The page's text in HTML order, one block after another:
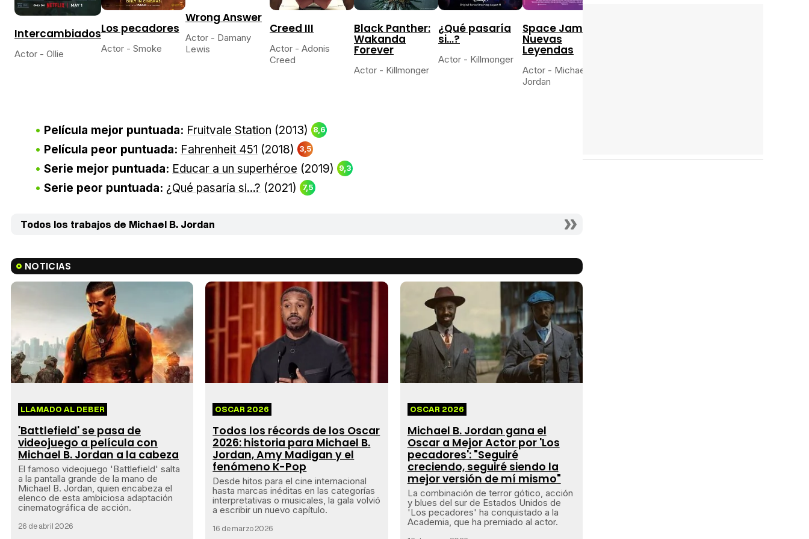
Intercambiados
Actor - Ollie
Los pecadores
Actor - Smoke
Wrong Answer
Actor - Damany
Lewis
Creed III
Actor - Adonis
Creed
Black Panther:
Wakanda
Forever
Actor - Killmonger
¿Qué pasaría
si...?
Actor - Killmonger
Space Jam:
Nuevas
Leyendas
Actor - Michael B.
Jordan
Película mejor puntuada: Fruitvale Station (2013) 8,6
Película peor puntuada: Fahrenheit 451 (2018) 3,5
Serie mejor puntuada: Educar a un superhéroe (2019) 9,3
Serie peor puntuada: ¿Qué pasaría si...? (2021) 7,5
Todos los trabajos de Michael B. Jordan
NOTICIAS
LLAMADO AL DEBER
'Battlefield' se pasa de
videojuego a película con
Michael B. Jordan a la cabeza
El famoso videojuego 'Battlefield' salta
a la pantalla grande de la mano de
Michael B. Jordan, quien encabeza el
elenco de esta ambiciosa adaptación
cinematográfica de acción.
26 de abril 2026
OSCAR 2026
Todos los récords de los Oscar
2026: historia para Michael B.
Jordan, Amy Madigan y el
fenómeno K-Pop
Desde hitos para el cine internacional
hasta marcas inéditas en las categorías
interpretativas o musicales, la gala volvió
a escribir un nuevo capítulo.
16 de marzo 2026
OSCAR 2026
Michael B. Jordan gana el
Oscar a Mejor Actor por 'Los
pecadores': "Seguiré
creciendo, seguiré siendo la
mejor versión de mí mismo"
La combinación de terror gótico, acción
y blues del sur de Estados Unidos de
'Los pecadores' ha conquistado a la
Academia, que ha premiado al actor.